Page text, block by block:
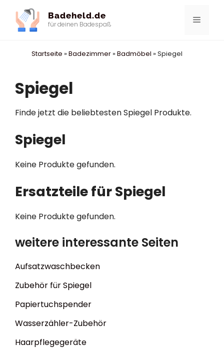
Inhalt
springen
Badeheld.de
für deinen Badespaß Menü
Startseite »Badezimmer »Badmöbel »Spiegel
Spiegel
Finde jetzt die beliebtesten Spiegel Produkte.
Spiegel
Keine Produkte gefunden.
Ersatzteile für Spiegel
Keine Produkte gefunden.
weitere interessante Seiten
Aufsatzwaschbecken
Zubehör für Spiegel
Papiertuchspender
Wasserzähler-Zubehör
Haarpflegegeräte